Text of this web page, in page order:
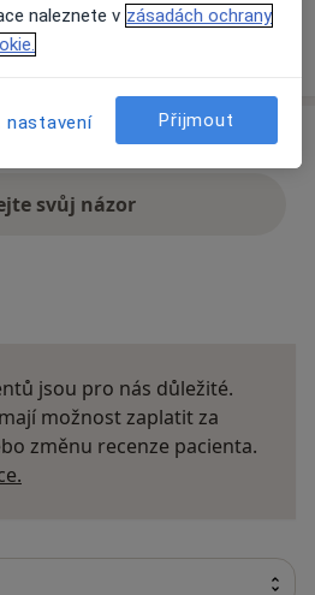
Více
svůj názor
jsou pro nás důležité.
možnost zaplatit za
změnu recenze pacienta.
naleznete v zásadách ochrany
nastavení Přijmout